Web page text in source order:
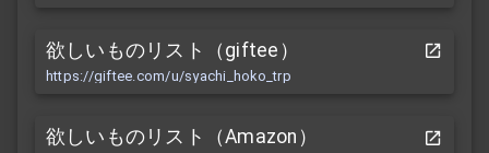
欲しいものリスト（giftee）
https://giftee.com/u/syachi_hoko_trp
欲しいものリスト（Amazon）